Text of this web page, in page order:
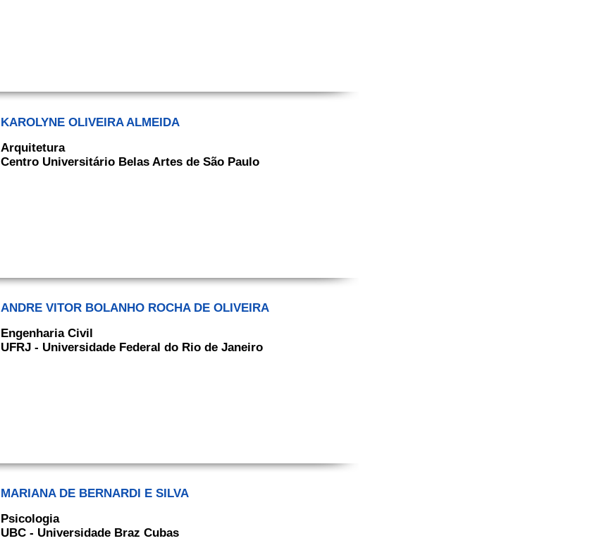
KAROLYNE OLIVEIRA ALMEIDA
Arquitetura
Centro Universitário Belas Artes de São Paulo
ANDRE VITOR BOLANHO ROCHA DE OLIVEIRA
Engenharia Civil
UFRJ - Universidade Federal do Rio de Janeiro
MARIANA DE BERNARDI E SILVA
Psicologia
UBC - Universidade Braz Cubas